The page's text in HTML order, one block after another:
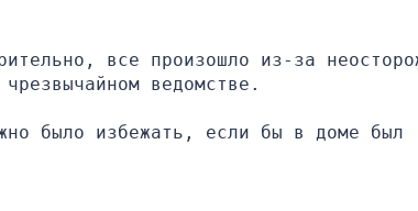
все произошло из-за
ведомстве.
было избежать, если бы в доме был